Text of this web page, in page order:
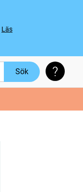
Läs
Sök Söktips